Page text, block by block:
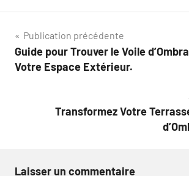
Navigation
de
Publication précédente
Guide pour Trouver le Voile
Votre Espace Extérieur.
Transformez Votre
Laisser un commentaire